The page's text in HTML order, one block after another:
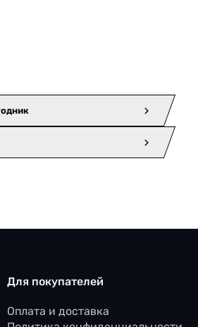
Для покупателей
Оплата и доставка